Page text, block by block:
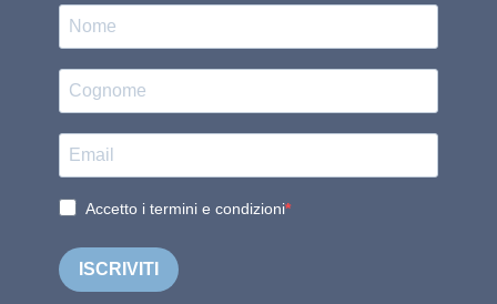
Accetto i termini e condizioni
ISCRIVITI